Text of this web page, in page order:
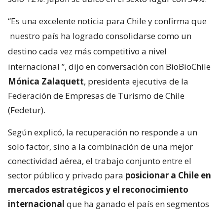
“Es una excelente noticia para Chile y confirma que
nuestro país ha logrado consolidarse como un
destino cada vez más competitivo a nivel
internacional ”, dijo en conversación con BioBioChile
Mónica Zalaquett, presidenta ejecutiva de la
Federación de Empresas de Turismo de Chile
(Fedetur).
Según explicó, la recuperación no responde a un
solo factor, sino a la combinación de una mejor
conectividad aérea, el trabajo conjunto entre el
sector público y privado para posicionar a Chile en
mercados estratégicos y el reconocimiento
internacional que ha ganado el país en segmentos